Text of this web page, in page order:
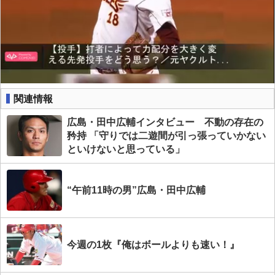
関連情報
広島・田中広輔インタビュー 不動の存在の
矜持 「守りでは二遊間が引っ張っていかない
といけないと思っている」
“午前11時の男”広島・田中広輔
今週の1枚『俺はボールよりも速い！』